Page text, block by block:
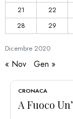
Dicembre 2020
21
22
28
29
« Nov Gen »
CRONACA
A Fuoco